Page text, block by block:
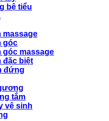
bệ tiểu
massage
góc
góc massage
đặc biệt
đứng
tắm
vệ sinh